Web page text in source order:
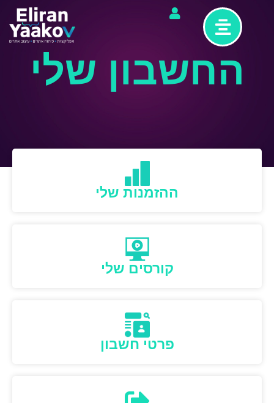
החשבון שלי
ההזמנות שלי
קורסים שלי
פרטי חשבון